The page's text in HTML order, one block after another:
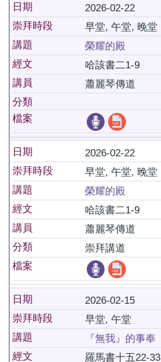
日期
2026-02-22
崇拜時段
早堂, 午堂, 晚堂
講題
榮耀的殿
經文
哈該書二1-9
講員
蕭麗琴傳道
分類
檔案
日期
2026-02-22
崇拜時段
早堂, 午堂, 晚堂
講題
榮耀的殿
經文
哈該書二1-9
講員
蕭麗琴傳道
分類
崇拜講道
檔案
日期
2026-02-15
崇拜時段
早堂, 午堂
講題
『無我』的事奉
經文
羅馬書十五22-33